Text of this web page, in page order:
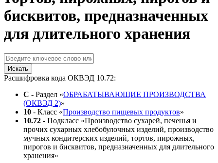
бисквитов, предназначенных
для длительного хранения
Искать
Расшифровка кода ОКВЭД 10.72:
C - Раздел «ОБРАБАТЫВАЮЩИЕ ПРОИЗВОДСТВА
(ОКВЭД 2)»
10 - Класс «Производство пищевых продуктов»
10.72 - Подкласс «Производство сухарей, печенья и
прочих сухарных хлебобулочных изделий, производство
мучных кондитерских изделий, тортов, пирожных,
пирогов и бисквитов, предназначенных для длительного
хранения»